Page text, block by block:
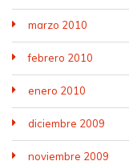
marzo 2010
febrero 2010
enero 2010
diciembre 2009
noviembre 2009